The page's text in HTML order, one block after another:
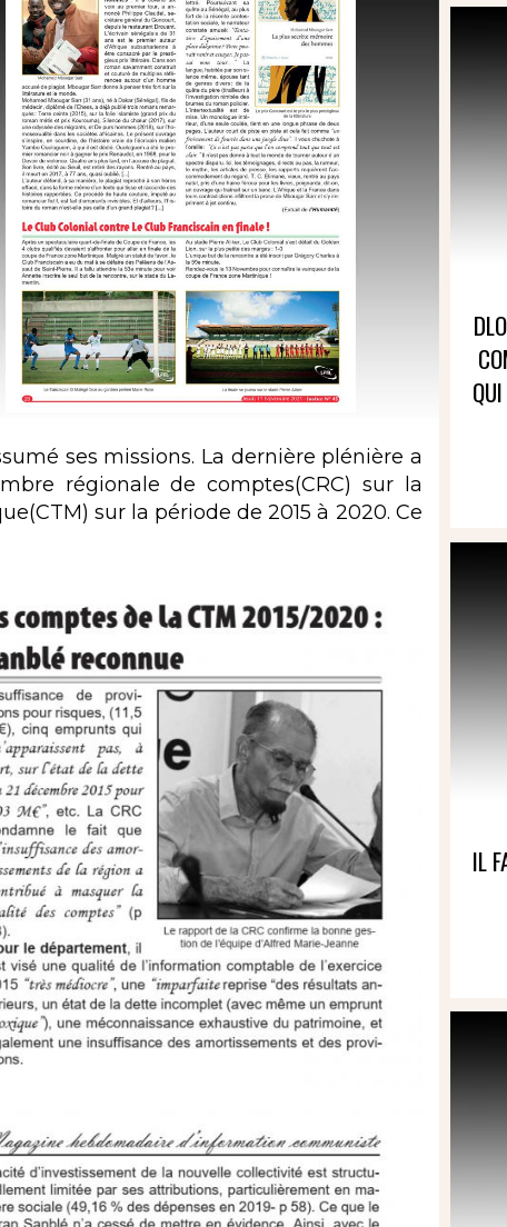
ses missions. La dernière plénière a
régionale de comptes(CRC) sur la
sur la période de 2015 à 2020. Ce
IL